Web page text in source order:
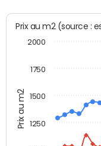
Prix au m2
Prix au m2
1250
1500
1750
2000